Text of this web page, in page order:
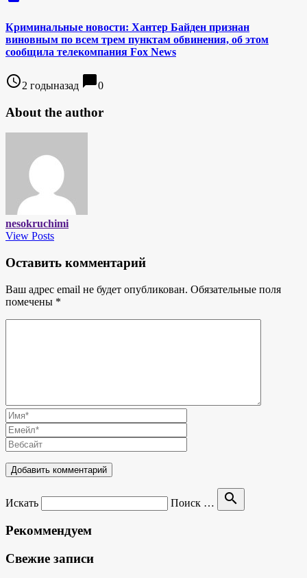
Криминальные новости: Хантер Байден признан
виновным по всем трем пунктам обвинения, об этом
сообщила телекомпания Fox News
access_time2 годыназад chat_bubble0
About the author
nesokruchimi
View Posts
Оставить комментарий
Ваш адрес email не будет опубликован. Обязательные поля
помечены *
Искать Поиск … search
Рекоммендуем
Свежие записи